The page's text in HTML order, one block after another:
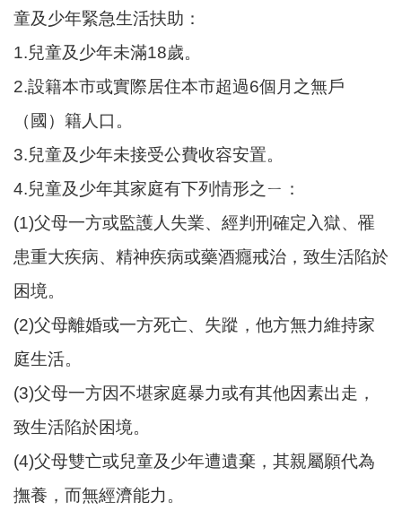
搜
蘆
竹
介
紹
訊
公
告
生
便
民
資
訊
機
童及少年緊急生活扶助：
1.兒童及少年未滿18歲。
2.設籍本市或實際居住本市超過6個月之無戶
（國）籍人口。
3.兒童及少年未接受公費收容安置。
4.兒童及少年其家庭有下列情形之ㄧ：
(1)父母一方或監護人失業、經判刑確定入獄、罹
患重大疾病、精神疾病或藥酒癮戒治，致生活陷於
困境。
(2)父母離婚或一方死亡、失蹤，他方無力維持家
庭生活。
(3)父母一方因不堪家庭暴力或有其他因素出走，
致生活陷於困境。
(4)父母雙亡或兒童及少年遭遺棄，其親屬願代為
撫養，而無經濟能力。